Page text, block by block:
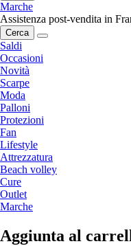
Marche
Assistenza post-vendita in
Cerca
Saldi
Occasioni
Novità
Scarpe
Moda
Palloni
Protezioni
Fan
Lifestyle
Attrezzatura
Beach volley
Cure
Outlet
Marche
Aggiunta al